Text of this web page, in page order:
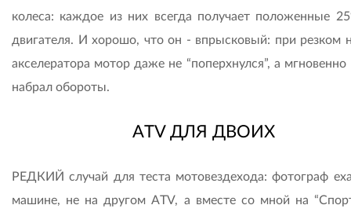
колеса: каждое из них всегда получает положенные
двигателя. И хорошо, что он - впрысковый: при резком
акселератора мотор даже не “поперхнулся”, а
набрал обороты.
ATV ДЛЯ ДВОИХ
РЕДКИЙ случай для теста мотовездехода: фотограф
машине, не на другом ATV, а вместе со мной на